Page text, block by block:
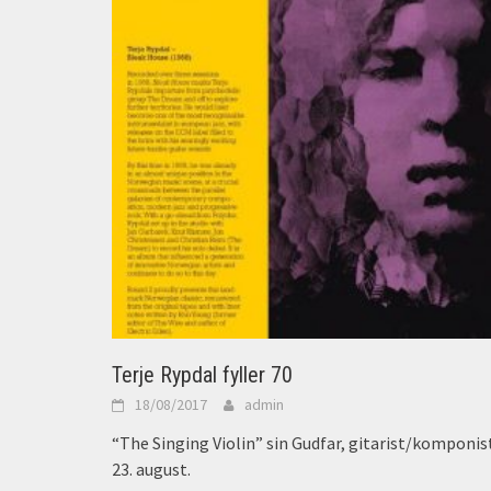
Terje Rypdal fyller 70
18/08/2017 admin
“The Singing Violin” sin Gudfar, gitarist/
23. august.